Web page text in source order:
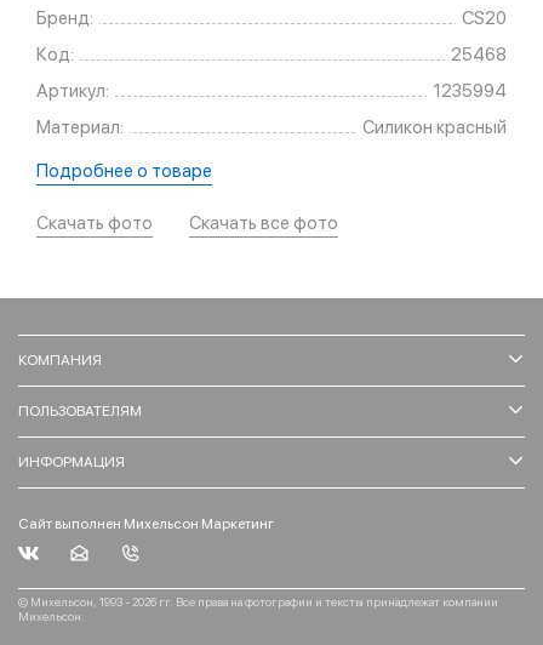
Бренд:
CS20
Код:
25468
Артикул:
1235994
Материал:
Силикон красный
Подробнее о товаре
Скачать фото Скачать все фото
КОМПАНИЯ
ПОЛЬЗОВАТЕЛЯМ
ИНФОРМАЦИЯ
Сайт выполнен Михельсон Маркетинг
© Михельсон, 1993 - 2026 гг. Все права на фотографии и тексты принадлежат компании
Михельсон.